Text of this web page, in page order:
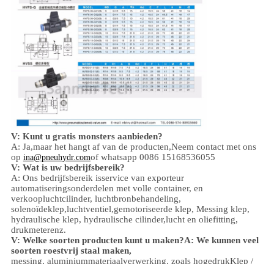
V: Kunt u gratis monsters aanbieden?
A: Ja,maar het hangt af van de producten,Neem contact met ons
op ina@pneuhydr.comof whatsapp 0086 15168536055
V: Wat is uw bedrijfsbereik?
A: Ons bedrijfsbereik isservice van exporteur
automatiseringsonderdelen met volle container, en
verkoopluchtcilinder, luchtbronbehandeling,
solenoïdeklep,luchtventiel,gemotoriseerde klep, Messing klep,
hydraulische klep, hydraulische cilinder,lucht en oliefitting,
drukmeterenz.
V: Welke soorten producten kunt u maken?A: We kunnen veel
soorten roestvrij staal maken,
messing, aluminiummateriaalverwerking. zoals hogedrukKlep /